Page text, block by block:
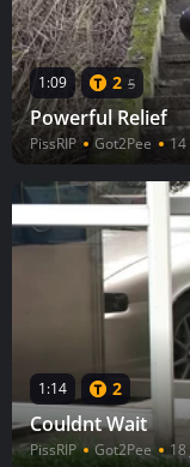
1:09 2 5
Powerful Relief
PissRIP Got2Pee 14
1:14 2
Couldnt Wait
PissRIP Got2Pee 18